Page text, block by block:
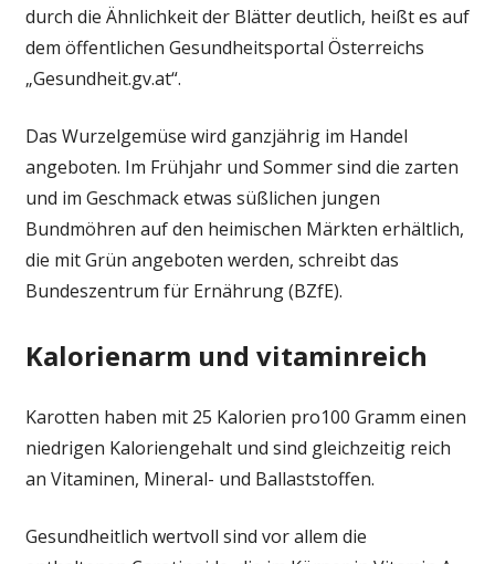
durch die Ähnlichkeit der Blätter deutlich, heißt es auf
dem öffentlichen Gesundheitsportal Österreichs
„Gesundheit.gv.at“.
Das Wurzelgemüse wird ganzjährig im Handel
angeboten. Im Frühjahr und Sommer sind die zarten
und im Geschmack etwas süßlichen jungen
Bundmöhren auf den heimischen Märkten erhältlich,
die mit Grün angeboten werden, schreibt das
Bundeszentrum für Ernährung (BZfE).
Kalorienarm und vitaminreich
Karotten haben mit 25 Kalorien pro100 Gramm einen
niedrigen Kaloriengehalt und sind gleichzeitig reich
an Vitaminen, Mineral- und Ballaststoffen.
Gesundheitlich wertvoll sind vor allem die